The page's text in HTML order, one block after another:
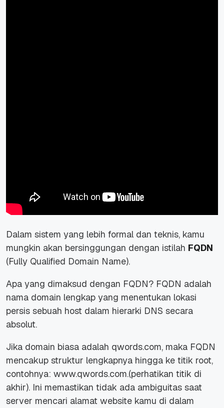
Dalam sistem yang lebih formal dan teknis, kamu
mungkin akan bersinggungan dengan istilah FQDN
(Fully Qualified Domain Name).
Apa yang dimaksud dengan FQDN? FQDN adalah
nama domain lengkap yang menentukan lokasi
persis sebuah host dalam hierarki DNS secara
absolut.
Jika domain biasa adalah qwords.com, maka FQDN
mencakup struktur lengkapnya hingga ke titik root,
contohnya: www.qwords.com.(perhatikan titik di
akhir). Ini memastikan tidak ada ambiguitas saat
server mencari alamat website kamu di dalam